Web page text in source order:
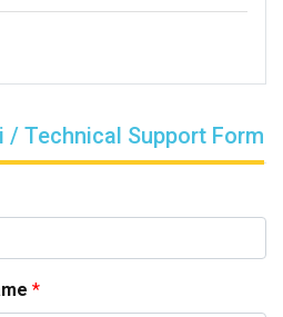
/ Technical Support Form
*